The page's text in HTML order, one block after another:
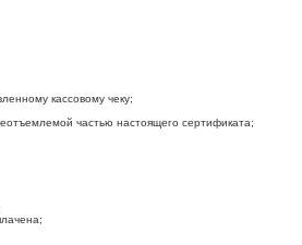
кассовому чеку;
частью настоящего сертификата;